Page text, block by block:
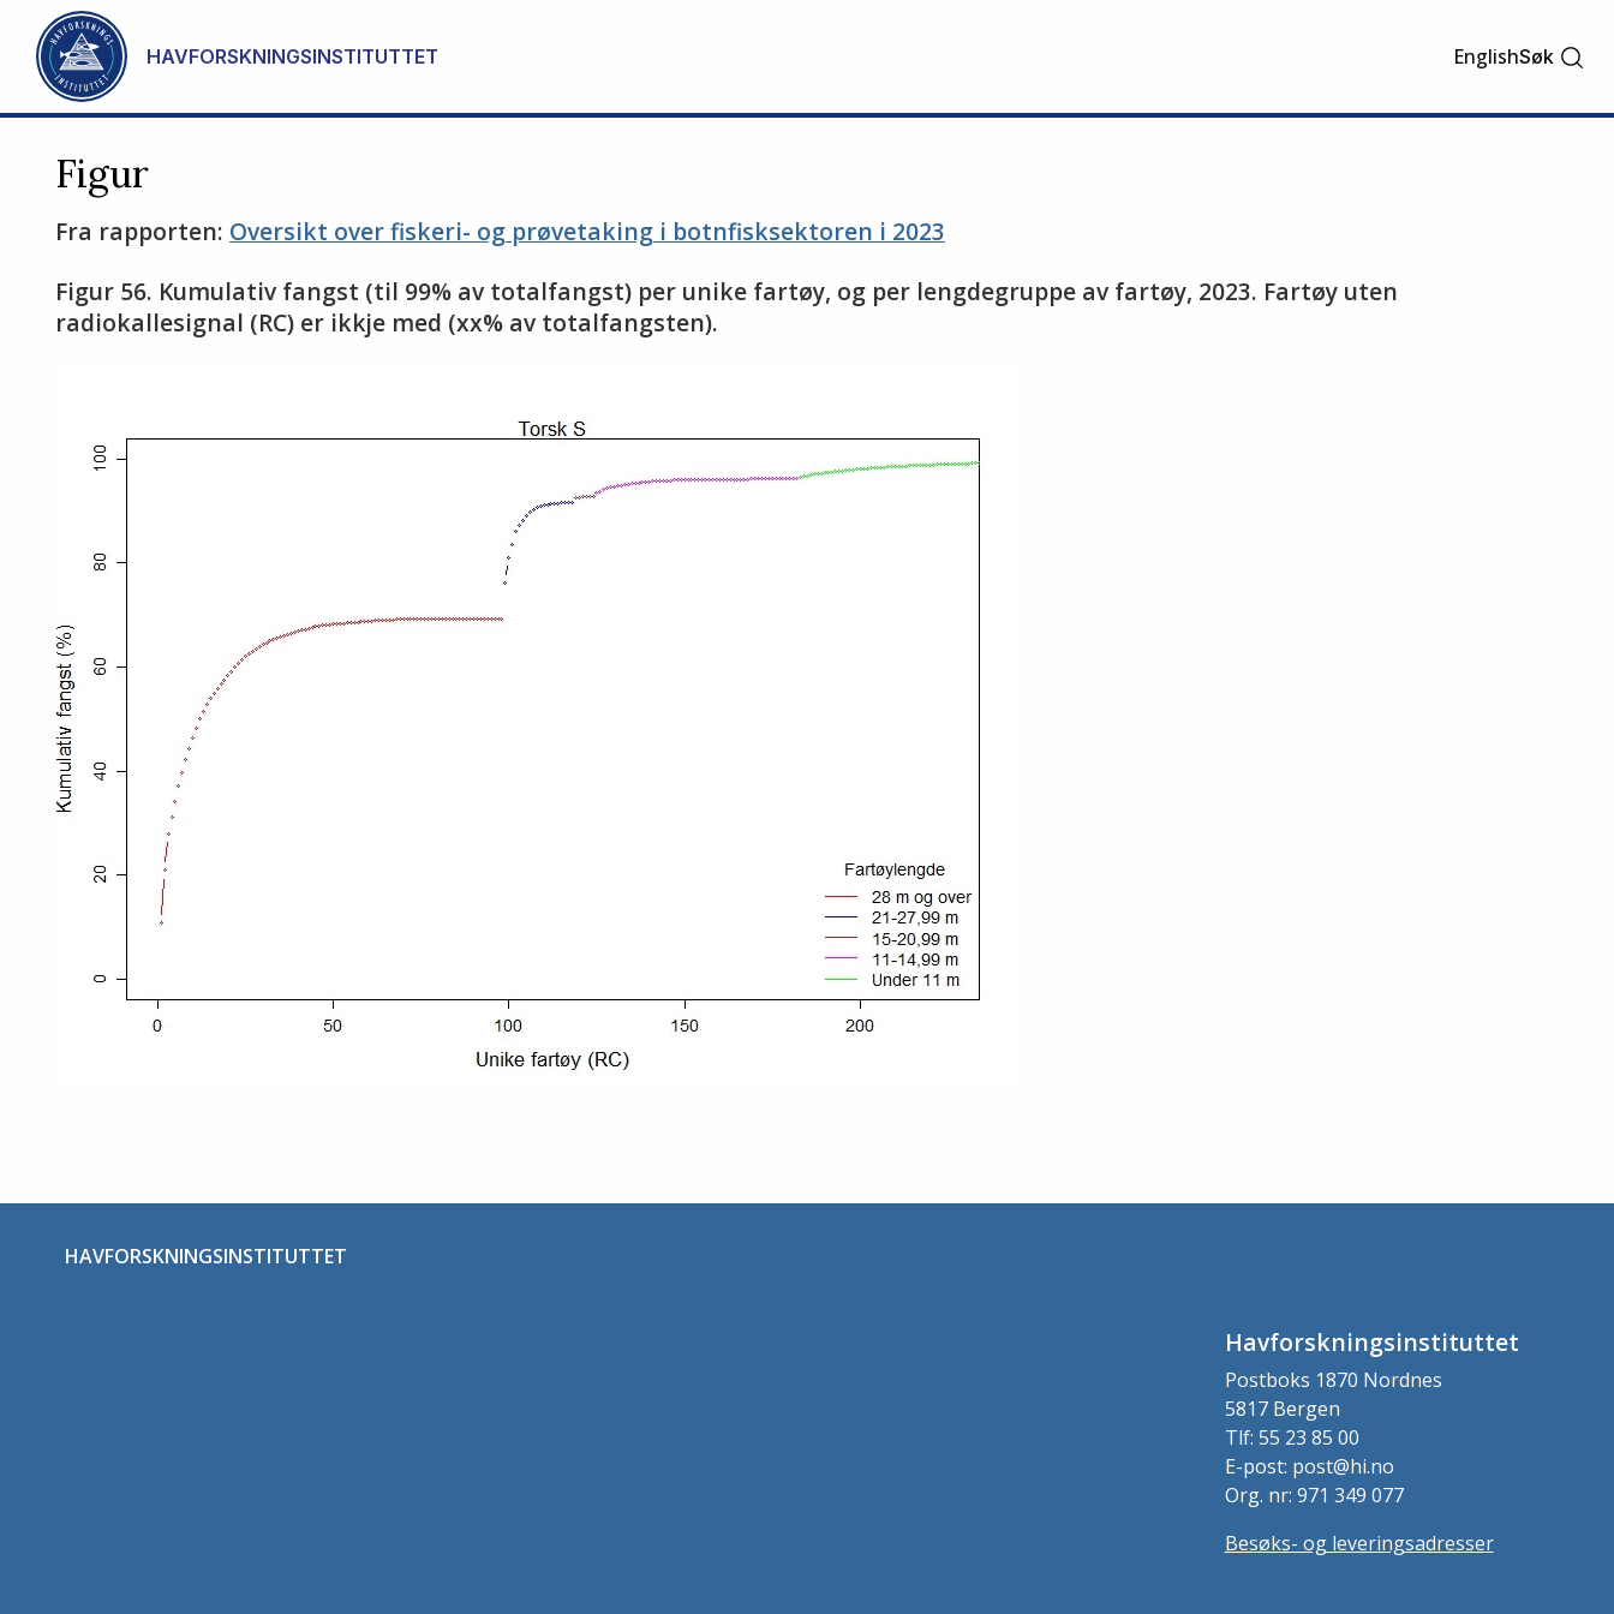
Gå til hovedinnhold
HAVFORSKNINGSINSTITUTTET EnglishSøk
Figur
Fra rapporten: Oversikt over fiskeri- og prøvetaking i botnfisksektoren i 2023
Figur 56. Kumulativ fangst (til 99% av totalfangst) per unike fartøy, og per lengdegruppe av fartøy, 2023. Fartøy uten
radiokallesignal (RC) er ikkje med (xx% av totalfangsten).
HAVFORSKNINGSINSTITUTTET
Havforskningsinstituttet
Postboks 1870 Nordnes
5817 Bergen
Tlf: 55 23 85 00
E-post: post@hi.no
Org. nr: 971 349 077
Besøks- og leveringsadresser